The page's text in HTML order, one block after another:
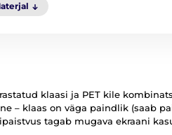
klaasi ja PET kile
– klaas on väga paindlik (saab
tagab mugava ekraani